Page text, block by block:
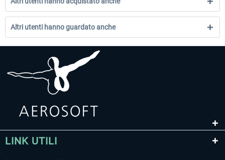
Altri utenti hanno guardato anche
LINK UTILI